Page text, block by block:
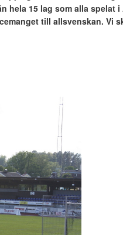
hela 15 lag som alla
till allsvenskan. Vi